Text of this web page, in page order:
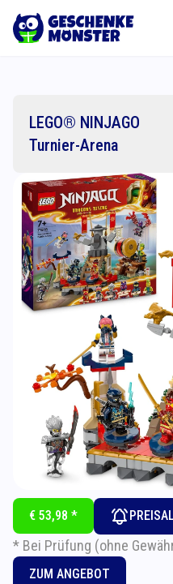
LEGO® NINJAGO
Turnier-Arena
€ 53,98 *
* Bei Prüfung (ohne
ZUM ANGEBOT